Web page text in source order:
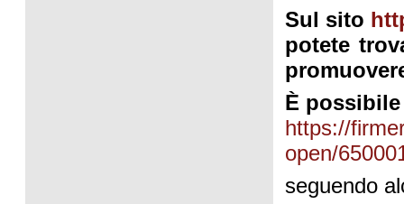
Sul sito
potete
È
https://
open/
seguendo